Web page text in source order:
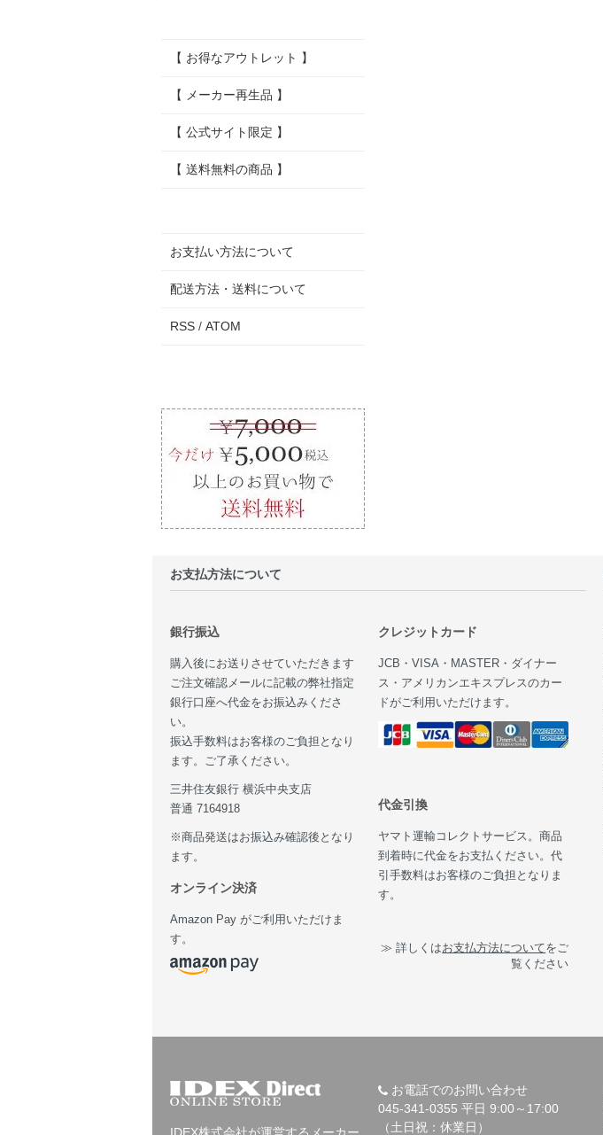
【 お得なアウトレット 】
【 メーカー再生品 】
【 公式サイト限定 】
【 送料無料の商品 】
お支払い方法について
配送方法・送料について
RSS / ATOM
お支払方法について
銀行振込
購入後にお送りさせていただきます
ご注文確認メールに記載の弊社指定
銀行口座へ代金をお振込みくださ
い。
振込手数料はお客様のご負担となり
ます。ご了承ください。
三井住友銀行 横浜中央支店
普通 7164918
※商品発送はお振込み確認後となり
ます。
オンライン決済
Amazon Pay がご利用いただけま
す。
クレジットカード
JCB・VISA・MASTER・ダイナー
ス・アメリカンエキスプレスのカー
ドがご利用いただけます。
代金引換
ヤマト運輸コレクトサービス。商品
到着時に代金をお支払ください。代
引手数料はお客様のご負担となりま
す。
≫ 詳しくはお支払方法についてをご
覧ください
お電話でのお問い合わせ
045-341-0355 平日 9:00～17:00
（土日祝：休業日）